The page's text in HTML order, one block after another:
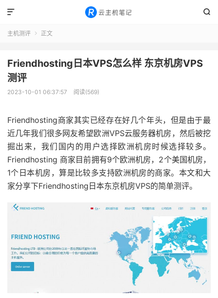


主机测评  正文
Friendhosting日本VPS怎么样 东京机房VPS
测评
2023-10-01 06:37:57 阅读(569)
Friendhosting商家其实已经存在好几个年头，但是由于最
近几年我们很多网友希望欧洲VPS云服务器机房，然后被挖
掘出来，我们国内的用户选择欧洲机房时候选择较多。
Friendhosting 商家目前拥有9个欧洲机房，2个美国机房，
1个日本机房，算是比较多支持欧洲机房的商家。本文和大
家分享下Friendhosting日本东京机房VPS的简单测评。